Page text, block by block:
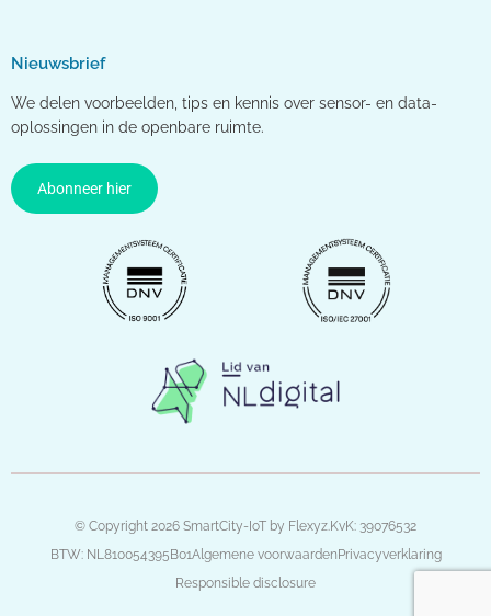
Nieuwsbrief
We delen voorbeelden, tips en kennis over sensor- en data-
oplossingen in de openbare ruimte.
Abonneer hier
© Copyright 2026 SmartCity-IoT by Flexyz. KvK: 39076532
BTW: NL810054395B01Algemene voorwaardenPrivacyverklaring
Responsible disclosure